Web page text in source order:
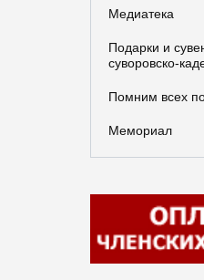
Медиатека
Подарки и
суворовско-
Помним всех
Мемориал